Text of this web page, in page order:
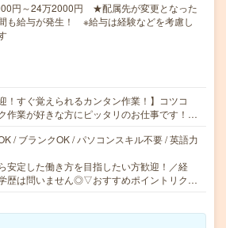
円～24万2000円 ★配属先が変更となった
も給与が発生！ ※給与は経験などを考慮し
！すぐ覚えられるカンタン作業！】コツコ
作業が好きな方にピッタリのお仕事です！…
/ ブランクOK / パソコンスキル不要 / 英語力
安定した働き方を目指したい方歓迎！／経
歴は問いません◎▽おすすめポイントリク…